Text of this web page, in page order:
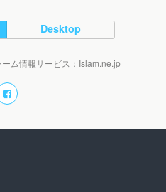
Desktop
ム情報サービス：Islam.ne.jp